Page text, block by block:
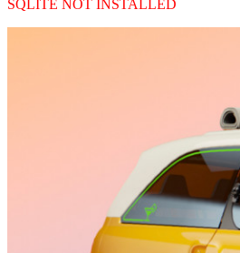
SQLITE NOT INSTALLED